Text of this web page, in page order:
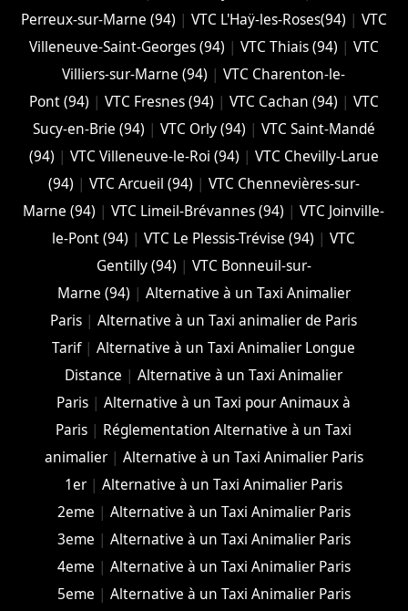
Perreux-sur-Marne (94) | VTC L'Haÿ-les-Roses(94) | VTC
Villeneuve-Saint-Georges (94) | VTC Thiais (94) | VTC
Villiers-sur-Marne (94) |VTC Charenton-le-
Pont (94) | VTC Fresnes (94) | VTC Cachan (94) | VTC
Sucy-en-Brie (94) | VTC Orly (94) | VTC Saint-Mandé
(94) | VTC Villeneuve-le-Roi (94) | VTC Chevilly-Larue
(94) | VTC Arcueil (94) | VTC Chennevières-sur-
Marne (94) |VTC Limeil-Brévannes (94) |VTC Joinville-
le-Pont (94) |VTC Le Plessis-Trévise (94) |VTC
Gentilly (94) | VTC Bonneuil-sur-
Marne (94) | Alternative à un Taxi Animalier
Paris |Alternative à un Taxi animalier de Paris
Tarif|Alternative à un Taxi Animalier Longue
Distance |Alternative à un Taxi Animalier
Paris |Alternative à un Taxi pour Animaux à
Paris | Réglementation Alternative à un Taxi
animalier| Alternative à un Taxi Animalier Paris
1er |Alternative à un Taxi Animalier Paris
2eme | Alternative à un Taxi Animalier Paris
3eme | Alternative à un Taxi Animalier Paris
4eme | Alternative à un Taxi Animalier Paris
5eme | Alternative à un Taxi Animalier Paris